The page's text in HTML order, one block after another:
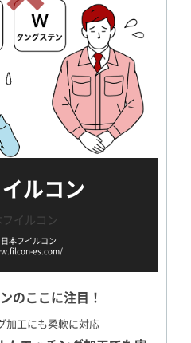
ルコン
本フイルコン
es.com/
のここに注目！
加工にも柔軟に対応